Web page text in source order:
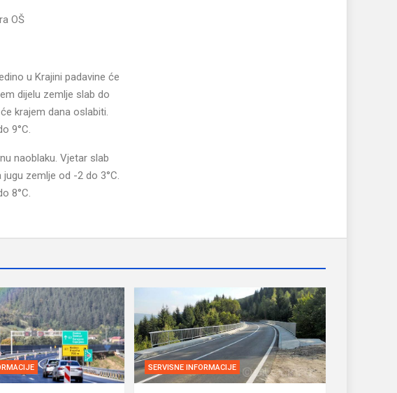
OŠ
u Krajini padavine će
dijelu zemlje slab do
krajem dana oslabiti.
9°C.
naoblaku. Vjetar slab
zemlje od -2 do 3°C.
8°C.
SERVISNE INFORMACIJE